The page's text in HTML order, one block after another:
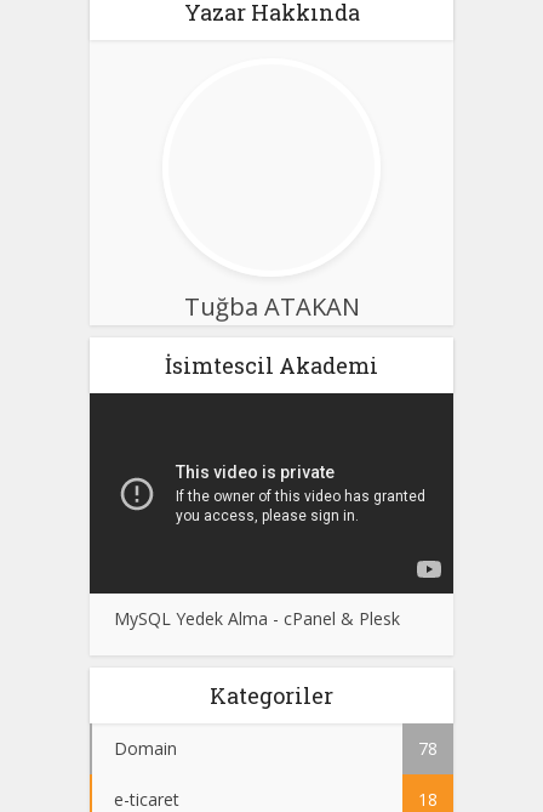
Yazar Hakkında
Tuğba ATAKAN
İsimtescil Akademi
MySQL Yedek Alma - cPanel & Plesk
Kategoriler
Domain 78
e-ticaret 18